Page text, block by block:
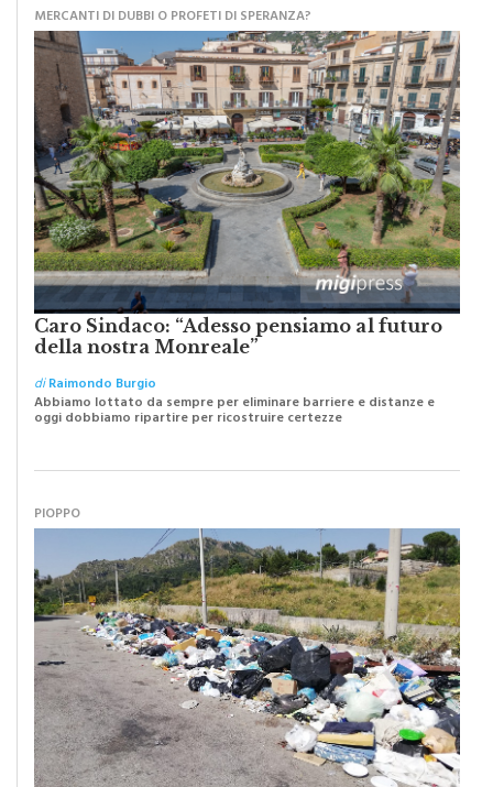
MERCANTI DI DUBBI O PROFETI DI SPERANZA?
Caro Sindaco: “Adesso pensiamo al futuro
della nostra Monreale”
diRaimondo Burgio